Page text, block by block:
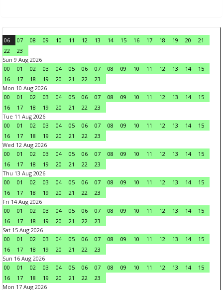
06 07 08 09 10 11 12 13 14 15 16 17 18 19 20
21
22
23
Sun 9 Aug 2026
00
01 02 03 04 05 06 07 08 09 10 11 12 13 14
15
16
17 18 19 20 21 22
23
Mon 10 Aug 2026
00
01 02 03 04 05 06 07 08 09 10 11 12 13 14
15
16
17 18 19 20 21 22
23
Tue 11 Aug 2026
00
01 02 03 04 05 06 07 08 09 10 11 12 13 14
15
16
17 18 19 20 21 22
23
Wed 12 Aug 2026
00
01 02 03 04 05 06 07 08 09 10 11 12 13 14
15
16
17 18 19 20 21 22
23
Thu 13 Aug 2026
00
01 02 03 04 05 06 07 08 09 10 11 12 13 14
15
16
17 18 19 20 21 22
23
Fri 14 Aug 2026
00
01 02 03 04 05 06 07 08 09 10 11 12 13 14
15
16
17 18 19 20 21 22
23
Sat 15 Aug 2026
00
01 02 03 04 05 06 07 08 09 10 11 12 13 14
15
16
17 18 19 20 21 22
23
Sun 16 Aug 2026
00
01 02 03 04 05 06 07 08 09 10 11 12 13 14
15
16
17 18 19 20 21 22
23
Mon 17 Aug 2026